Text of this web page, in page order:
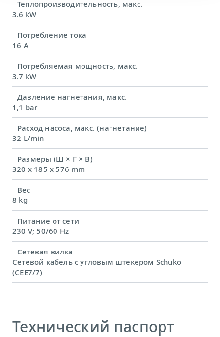
Теплопроизводительность, макс.
3.6 kW
Потребление тока
16 A
Потребляемая мощность, макс.
3.7 kW
Давление нагнетания, макс.
1,1 bar
Расход насоса, макс. (нагнетание)
32 L/min
Размеры (Ш × Г × В)
320 x 185 x 576 mm
Вес
8 kg
Питание от сети
230 V; 50/60 Hz
Сетевая вилка
Сетевой кабель с угловым штекером Schuko
(CEE7/7)
Технический паспорт